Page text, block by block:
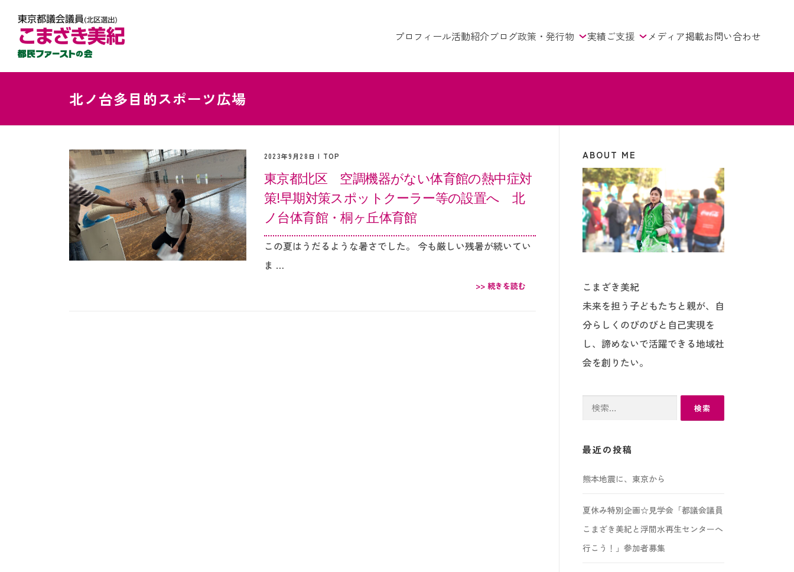
プロフィール活動紹介ブログ政策・発行物 実績ご支援 メディア掲載お問い合わせ
北ノ台多目的スポーツ広場
2023年9月28日 | TOP
東京都北区 空調機器がない体育館の熱中症対
策!早期対策スポットクーラー等の設置へ 北
ノ台体育館・桐ヶ丘体育館
この夏はうだるような暑さでした。 今も厳しい残暑が続いてい
ま …
>> 続きを読む
ABOUT ME
こまざき美紀
未来を担う子どもたちと親が、自
分らしくのびのびと自己実現を
し、諦めないで活躍できる地域社
会を創りたい。
最近の投稿
熊本地震に、東京から
夏休み特別企画☆見学会「都議会議員
こまざき美紀と浮間水再生センターへ
行こう！」参加者募集